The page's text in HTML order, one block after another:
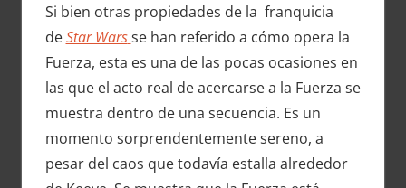
Si bien otras propiedades de la franquicia
deStar Wars se han referido a cómo opera la
Fuerza, esta es una de las pocas ocasiones en
las que el acto real de acercarse a la Fuerza se
muestra dentro de una secuencia. Es un
momento sorprendentemente sereno, a
pesar del caos que todavía estalla alrededor